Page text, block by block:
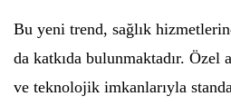
Bu yeni trend, sağlık
da katkıda bulunmaktadır. Özel
ve teknolojik imkanlarıyla